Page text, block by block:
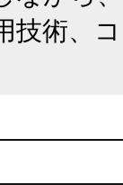
技術、